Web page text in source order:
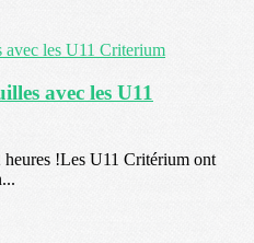
avec les U11
!Les U11 Critérium ont